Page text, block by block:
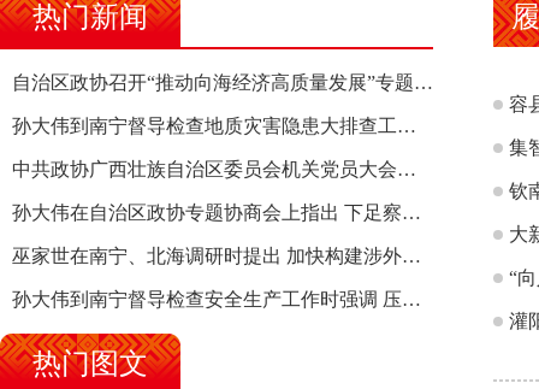
热门新闻
自治区政协召开“推动向海经济高质量发展”专题调研座谈会 钱学明出席并讲话
孙大伟到南宁督导检查地质灾害隐患大排查工作时强调 筑牢地质灾害安全防线 全力保障人民群众生命财产安全
中共政协广西壮族自治区委员会机关党员大会召开 选举产生新一届机关党委、机关纪委
孙大伟在自治区政协专题协商会上指出 下足察识谋督之功 恪尽服务大局之责 助推有色金属、关键金属产业高质量发展
巫家世在南宁、北海调研时提出 加快构建涉外法律供给集群 护航向海经济高质量发展
孙大伟到南宁督导检查安全生产工作时强调 压紧压实责任 狠抓隐患整治 坚决筑牢安全生产防线
热门图文
容
集
钦
大
“
灌